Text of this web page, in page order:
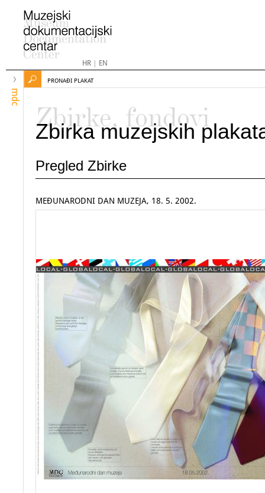
HR| EN
mdc
PRONAĐI PLAKAT
Zbirke, fondovi
Zbirka muzejskih
Pregled Zbirke
MEĐUNARODNI DAN MUZEJA, 18. 5. 2002.